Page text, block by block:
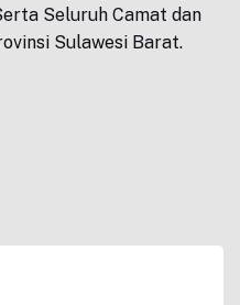
Seluruh Camat dan
Sulawesi Barat.